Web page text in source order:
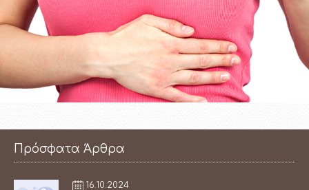
Πρόσφατα Άρθρα
16.10.2024